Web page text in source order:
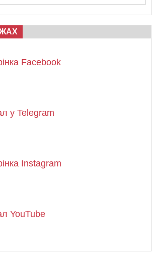
Facebook
у Telegram
Instagram
YouTube